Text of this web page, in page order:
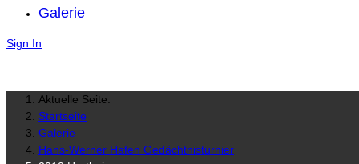
Galerie
Sign In
Aktuelle Seite:
Startseite
Galerie
Hans-Werner Hafen Gedächtnisturnier